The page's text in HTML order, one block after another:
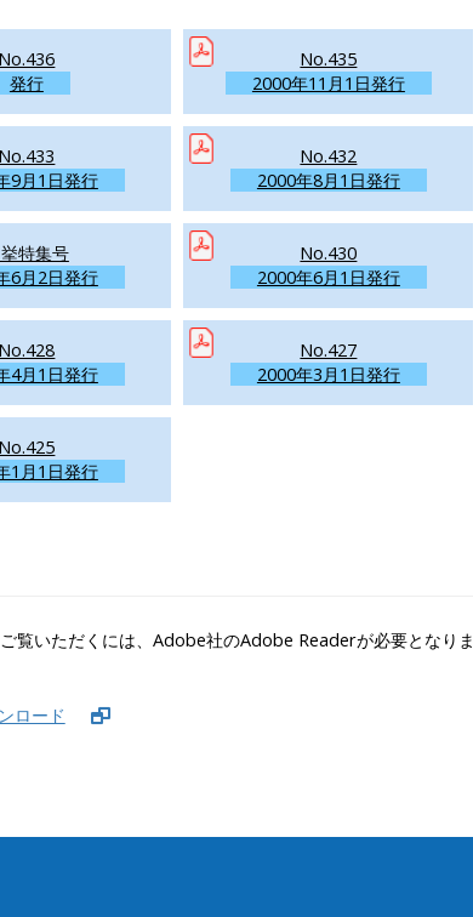
発行
No.435
2000年11月1日発行
9月1日発行
No.432
2000年8月1日発行
特集号
6月2日発行
No.430
2000年6月1日発行
4月1日発行
No.427
2000年3月1日発行
1月1日発行
覧いただくには、Adobe社のAdobe Readerが必要となりま
ロード